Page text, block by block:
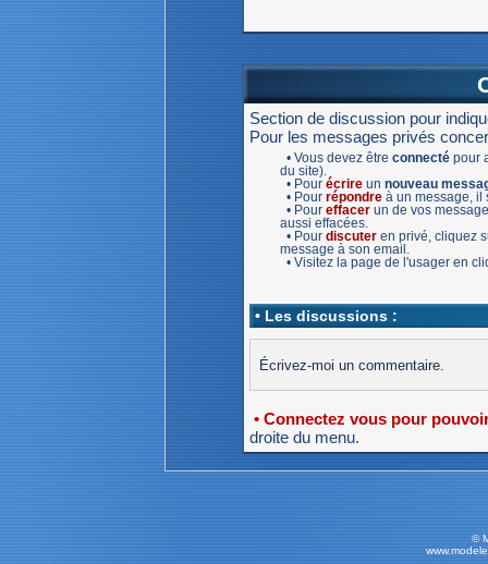
Section de discussion pour
Pour les messages privés
• Vous devez être connectépour
du site).
• Pour écrireun nouveau
• Pour répondreà un message, il
• Pour effacerun de vos
aussi effacées.
• Pour discuteren privé, cliquez
message à son email.
• Visitez la page de l'usager en
• Les discussions :
Écrivez-moi un commentaire.
• Connectez vous pour
droite du menu.
©